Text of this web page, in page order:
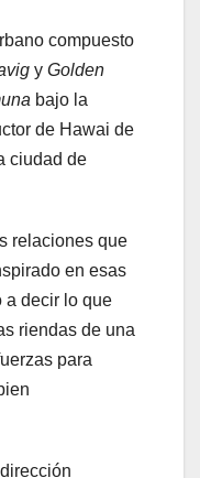
compuesto
y Golden
bajo la
de Hawai de
ciudad de
relaciones que
en esas
a decir lo que
riendas de una
para